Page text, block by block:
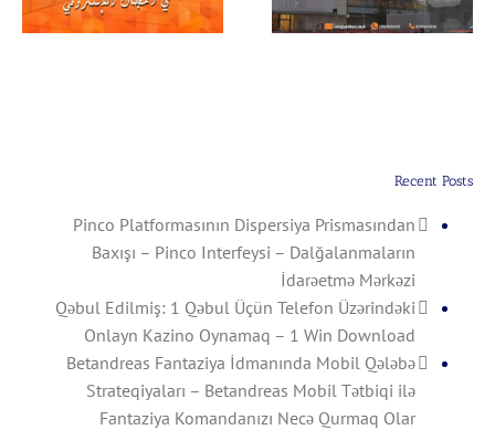
Recent Posts
Pinco Platformasının Dispersiya Prismasından
Baxışı – Pinco Interfeysi – Dalğalanmaların
İdarəetmə Mərkəzi
Qəbul Edilmiş: 1 Qəbul Üçün Telefon Üzərindəki
Onlayn Kazino Oynamaq – 1 Win Download
Betandreas Fantaziya İdmanında Mobil Qələbə
Strateqiyaları – Betandreas Mobil Tətbiqi ilə
Fantaziya Komandanızı Necə Qurmaq Olar